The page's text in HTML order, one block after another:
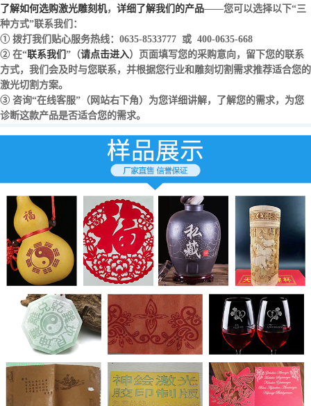
了解如何选购激光雕刻机， 详细了解我们的产品——您可以选择以下“三
种方式”联系我们：
① 拨打我们贴心服务热线：0635-8533777 或 400-0635-668
② 在“联系我们”（请点击进入）页面填写您的采购意向，留下您的联系
方式，我们会及时与您联系，并根据您行业和雕刻切割需求推荐适合您的
激光切割方案。
③ 咨询“在线客服”（网站右下角）为您详细讲解，了解您的需求，为您
诊断这款产品是否适合您的需求。